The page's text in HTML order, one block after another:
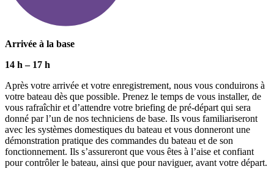
Arrivée à la base
14 h– 17 h
Après votre arrivée et votre enregistrement, nous vous conduirons à
votre bateau dès que possible. Prenez le temps de vous installer, de
vous rafraîchir et d’attendre votre briefing de pré-départ qui sera
donné par l’un de nos techniciens de base. Ils vous familiariseront
avec les systèmes domestiques du bateau et vous donneront une
démonstration pratique des commandes du bateau et de son
fonctionnement. Ils s’assureront que vous êtes à l’aise et confiant
pour contrôler le bateau, ainsi que pour naviguer, avant votre départ.